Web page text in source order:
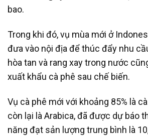
bao.
Trong khi đó, vụ mùa mới ở
đưa vào nội địa để thúc đẩy nhu
hòa tan và rang xay trong nước
xuất khẩu cà phê sau chế biến.
Vụ cà phê mới với khoảng 85% là
còn lại là Arabica, đã được dự báo
năng đạt sản lượng trung bình là